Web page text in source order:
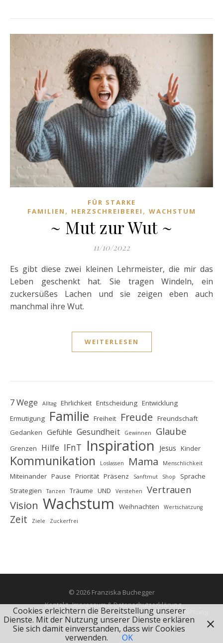
FÜR STARKE
FAMILIEN , HERZSCHREIBEREI , WACHSTUM
~ Mut zur Wut ~
11/10/2022
Es gibt diese zwei kleinen Lehrmeister, die mir das
Leben geschenkt hat. Sie tragen Windeln, ein
zuckersüßes Lachen und sie zeigen eben auch
manchmal ihre Wut.
WEITERLESEN
7 Wege Alltag Ehrlichkeit Entscheidung Entwicklung
Ermutigung
Familie Freiheit Freude Freundschaft
Gedanken Gefühle Gesundheit Gewinnen Glaube
Grenzen Hilfe IFnT Inspiration Jesus Kinder
Kommunikation Loslassen Mama Menschlichkeit
Miteinander Pause Priorität Präsenz Sanftmut Shop
Sprache
Strategien
Tanzen Träume UND Verstehen Vertrauen
Vision Wachstum Weihnachten Wertschätzung
Zeit Ziele Zuckerfrei
© 2026 Franziska Buchegger
Kontakt Impressum & Datenschutzerklärung
AGB (Allgemeine Geschäftsbedingungen) Widerrufsbelehrung
Cookies erleichtern die Bereitstellung unserer
Dienste. Mit der Nutzung unserer Dienste erklären
Sie sich damit einverstanden, dass wir Cookies
verwenden.
OK